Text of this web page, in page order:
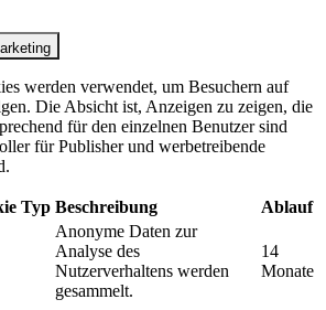
werden verwendet, um Besuchern auf
Die Absicht ist, Anzeigen zu zeigen, die
für den einzelnen Benutzer sind
für Publisher und werbetreibende
Typ Beschreibung Ablauf
Anonyme Daten zur
Analyse des
Nutzerverhaltens werden
gesammelt.
14
Monate